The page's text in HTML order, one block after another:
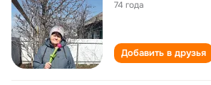
74 года
Добавить в друзья